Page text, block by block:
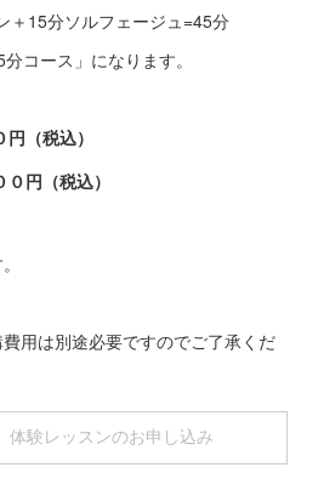
＋15分ソルフェージュ=45分
ース」になります。
（税込）
円（税込）
用は別途必要ですのでご了承くだ
体験レッスンのお申し込み